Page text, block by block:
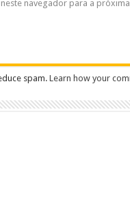
navegador para a
spam.Learn how your